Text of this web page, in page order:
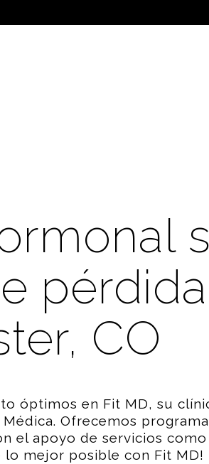
CO
óptimos en Fit MD, su
Ofrecemos
el apoyo de servicios
lo mejor posible con Fit MD!